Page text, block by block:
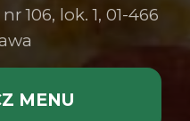
106, lok. 1, 01-466
MENU